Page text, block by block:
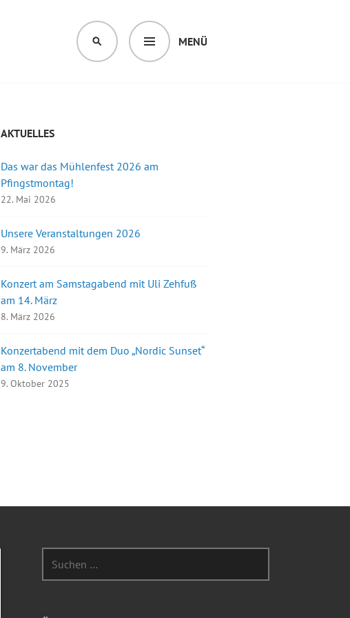
MENÜ
SUCHEN
AKTUELLES
Das war das Mühlenfest 2026 am
Pfingstmontag!
22. Mai 2026
Unsere Veranstaltungen 2026
9. März 2026
Konzert am Samstagabend mit Uli Zehfuß
am 14. März
8. März 2026
Konzertabend mit dem Duo „Nordic Sunset“
am 8. November
9. Oktober 2025
nach: